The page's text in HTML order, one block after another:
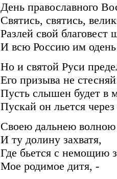
День православного
Святись, святись,
Разлей свой благовест
И всю Россию им
Но и святой Руси
Его призыва не
Пусть слышен будет в
Пускай он льется
Своею дальнею волною
И ту долину захватя,
Где бьется с немощию
Мое родимое дитя, -